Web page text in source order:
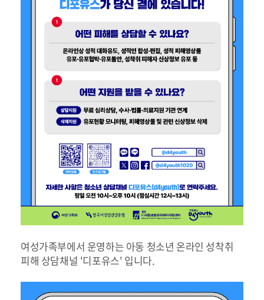
여성가족부에서 운영하는 아동 청소년 온라인 성착취
피해 상담채널 '디포유스' 입니다.